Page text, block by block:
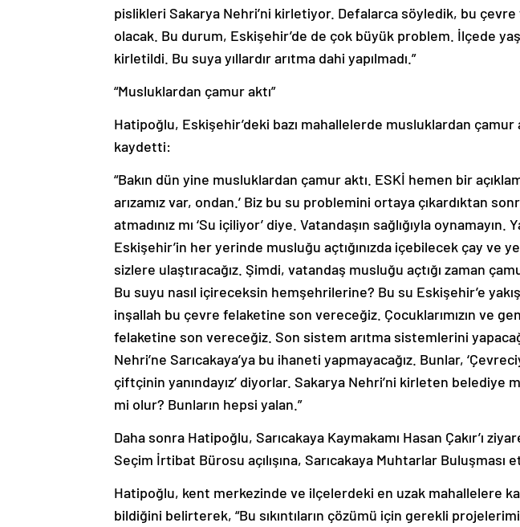
pislikleri Sakarya Nehri’ni kirletiyor. Defalarca söyledik, bu
olacak. Bu durum, Eskişehir’de de çok büyük problem. İlçede
kirletildi. Bu suya yıllardır arıtma dahi yapılmadı.”
“Musluklardan çamur aktı”
Hatipoğlu, Eskişehir’deki bazı mahallelerde musluklardan çamur
kaydetti:
“Bakın dün yine musluklardan çamur aktı. ESKİ hemen bir
arızamız var, ondan.’ Biz bu su problemini ortaya çıkardıktan
atmadınız mı ‘Su içiliyor’ diye. Vatandaşın sağlığıyla oynamayın.
Eskişehir’in her yerinde musluğu açtığınızda içebilecek çay ve
sizlere ulaştıracağız. Şimdi, vatandaş musluğu açtığı zaman
Bu suyu nasıl içireceksin hemşehrilerine? Bu su Eskişehir’e
inşallah bu çevre felaketine son vereceğiz. Çocuklarımızın ve
felaketine son vereceğiz. Son sistem arıtma sistemlerini
Nehri’ne Sarıcakaya’ya bu ihaneti yapmayacağız. Bunlar,
çiftçinin yanındayız’ diyorlar. Sakarya Nehri’ni kirleten belediye
mi olur? Bunların hepsi yalan.”
Daha sonra Hatipoğlu, Sarıcakaya Kaymakamı Hasan Çakır’ı
Seçim İrtibat Bürosu açılışına, Sarıcakaya Muhtarlar Buluşması
Hatipoğlu, kent merkezinde ve ilçelerdeki en uzak mahallelere
bildiğini belirterek, “Bu sıkıntıların çözümü için gerekli